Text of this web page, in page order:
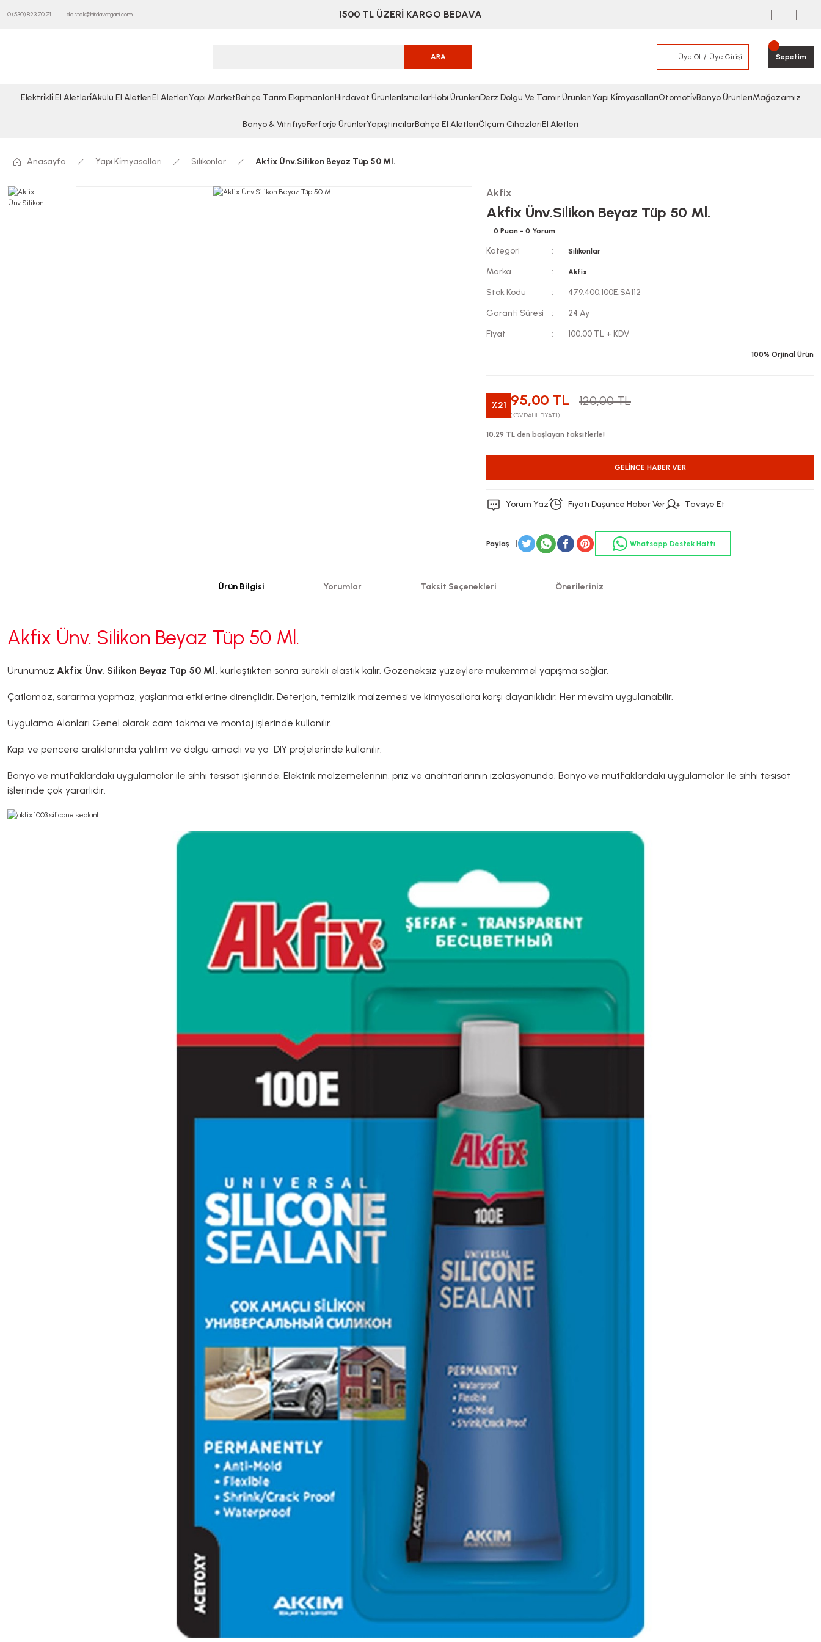
0 (530) 823 70 74 destek@hirdavatgani.com 1500 TL ÜZERİ KARGO BEDAVA
ARA Üye Ol Üye Girişi Sepetim
Elektri̇kli̇ El Aletleri̇Akülü El AletleriEl AletleriYapı MarketBahçe Tarım EkipmanlarıHırdavat ÜrünleriIsıtıcılarHobi ÜrünleriDerz Dolgu Ve Tamir ÜrünleriYapı Ki̇myasallarıOtomoti̇vBanyo ÜrünleriMağazamız
Banyo & VitrifiyeFerforje ÜrünlerYapıştırıcılarBahçe El AletleriÖlçüm CihazlarıEl Aletleri
Anasayfa Yapı Ki̇myasalları Silikonlar Akfix Ünv.Silikon Beyaz Tüp 50 Ml.
Akfix
Akfix Ünv.Silikon Beyaz Tüp 50 Ml.
0 Puan - 0 Yorum
Kategori Silikonlar
Marka Akfix
Stok Kodu
479.400.100E.SA112
Garanti Süresi
24 Ay
Fiyat
100,00 TL + KDV
100% Orjinal Ürün
%21 95,00 TL 120,00 TL
(KDV DAHİL FİYATI)
10,29 TL den başlayan taksitlerle!
GELINCE HABER VER
Yorum Yaz Fiyatı Düşünce Haber Ver Tavsiye Et
Paylaş Whatsapp Destek Hattı
Ürün Bilgisi Yorumlar Taksit Seçenekleri Önerileriniz
Akfix Ünv. Silikon Beyaz Tüp 50 Ml.
Ürünümüz Akfix Ünv. Silikon Beyaz Tüp 50 Ml. kürleştikten sonra sürekli elastik kalır. Gözeneksiz yüzeylere mükemmel yapışma sağlar.
Çatlamaz, sararma yapmaz, yaşlanma etkilerine dirençlidir. Deterjan, temizlik malzemesi ve kimyasallara karşı dayanıklıdır. Her mevsim uygulanabilir.
Uygulama Alanları Genel olarak cam takma ve montaj işlerinde kullanılır.
Kapı ve pencere aralıklarında yalıtım ve dolgu amaçlı ve ya DIY projelerinde kullanılır.
Banyo ve mutfaklardaki uygulamalar ile sıhhi tesisat işlerinde. Elektrik malzemelerinin, priz ve anahtarlarının izolasyonunda. Banyo ve mutfaklardaki uygulamalar ile sıhhi tesisat
işlerinde çok yararlıdır.